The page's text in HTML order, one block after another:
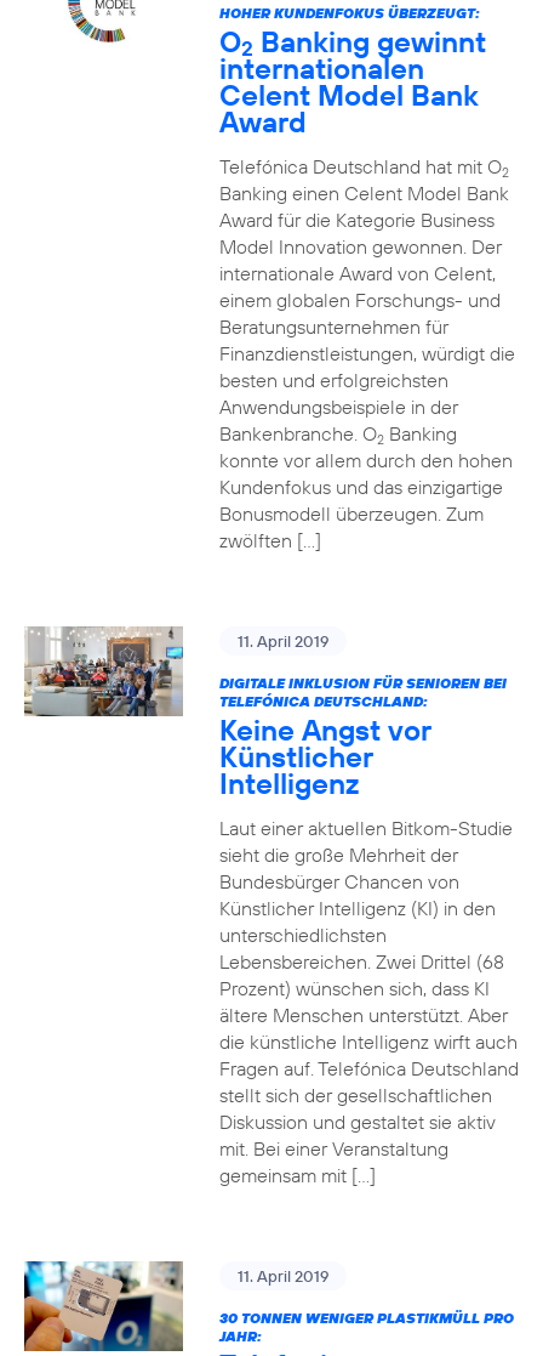
HOHER KUNDENFOKUS ÜBERZEUGT:
O2 Banking gewinnt
internationalen
Celent Model Bank
Award
Telefónica Deutschland hat mit O2
Banking einen Celent Model Bank
Award für die Kategorie Business
Model Innovation gewonnen. Der
internationale Award von Celent,
einem globalen Forschungs- und
Beratungsunternehmen für
Finanzdienstleistungen, würdigt die
besten und erfolgreichsten
Anwendungsbeispiele in der
Bankenbranche. O2Banking
konnte vor allem durch den hohen
Kundenfokus und das einzigartige
Bonusmodell überzeugen. Zum
zwölften […]
11. April 2019
DIGITALE INKLUSION FÜR SENIOREN BEI
TELEFÓNICA DEUTSCHLAND:
Keine Angst vor
Künstlicher
Intelligenz
Laut einer aktuellen Bitkom-Studie
sieht die große Mehrheit der
Bundesbürger Chancen von
Künstlicher Intelligenz (KI) in den
unterschiedlichsten
Lebensbereichen. Zwei Drittel (68
Prozent) wünschen sich, dass KI
ältere Menschen unterstützt. Aber
die künstliche Intelligenz wirft auch
Fragen auf. Telefónica Deutschland
stellt sich der gesellschaftlichen
Diskussion und gestaltet sie aktiv
mit. Bei einer Veranstaltung
gemeinsam mit […]
11. April 2019
30 TONNEN WENIGER PLASTIKMÜLL PRO
JAHR: